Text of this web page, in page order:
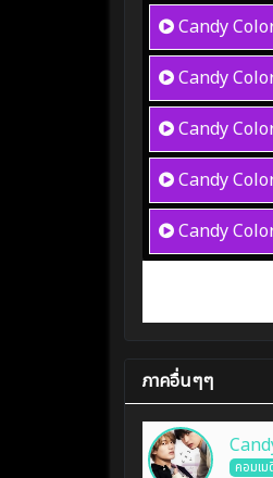
Candy
Candy
Candy
Candy
Candy
ภาคอื่นๆๆ
คอมเม